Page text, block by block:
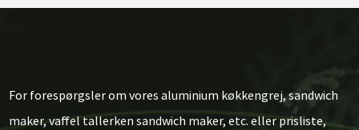
For forespørgsler om vores aluminium køkkengrej, sandwich
maker, vaffel tallerken sandwich maker, etc. eller prisliste,